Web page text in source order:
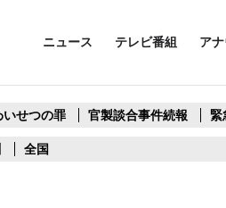
ニュース テレビ番組 ア
せつの罪 官製談合事件続報 緊
全国